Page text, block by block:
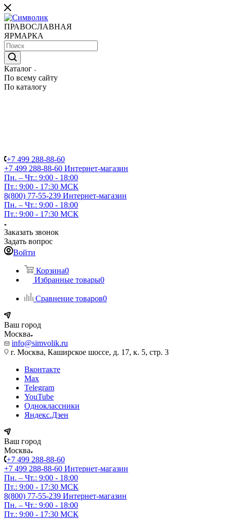
ПРАВОСЛАВНАЯ
ЯРМАРКА
Каталог
По всему сайту
По каталогу
+7 499 288-88-60
+7 499 288-88-60 Интернет-магазин
Пн. – Чт.: 9:00 - 18:00
Пт.: 9:00 - 17:30 МСК
8(800) 77-55-239 Интернет-магазин
Пн. – Чт.: 9:00 - 18:00
Пт.: 9:00 - 17:30 МСК
Заказать звонок
Задать вопрос
Войти
Корзина0
Избранные товары0
Сравнение товаров0
Ваш город
Москва
info@simvolik.ru
г. Москва, Каширское шоссе, д. 17, к. 5, стр. 3
Вконтакте
Max
Telegram
YouTube
Одноклассники
Яндекс.Дзен
Ваш город
Москва
+7 499 288-88-60
+7 499 288-88-60 Интернет-магазин
Пн. – Чт.: 9:00 - 18:00
Пт.: 9:00 - 17:30 МСК
8(800) 77-55-239 Интернет-магазин
Пн. – Чт.: 9:00 - 18:00
Пт.: 9:00 - 17:30 МСК